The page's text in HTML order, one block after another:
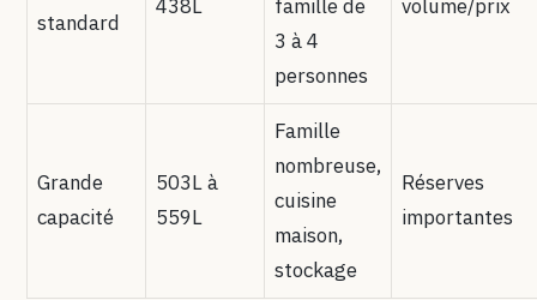
standard
438L
famille de
3 à 4
personnes
volume/prix
Grande
capacité
503L à
559L
Famille
nombreuse,
cuisine
maison,
stockage
Réserves
importantes